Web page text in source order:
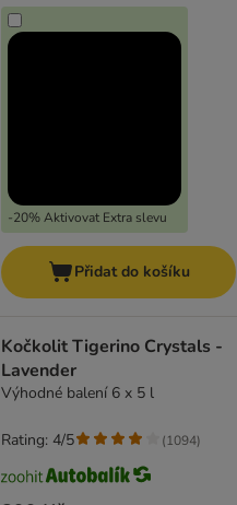
-20% Aktivovat Extra slevu
Přidat do košíku
Kočkolit Tigerino Crystals -
Lavender
Výhodné balení 6 x 5 l
Rating: 4/5 (1094)